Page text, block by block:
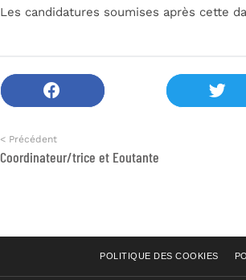
Les candidatures soumises après cette
< Précédent
Coordinateur/trice et Eoutante
POLITIQUE DES COOKIES